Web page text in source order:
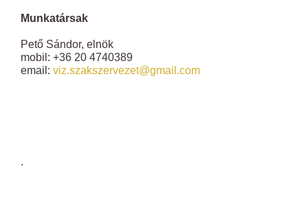
Munkatársak
Pető Sándor, elnök
mobil: +36 20 4740389
email: viz.szakszervezet@gmail.com
.